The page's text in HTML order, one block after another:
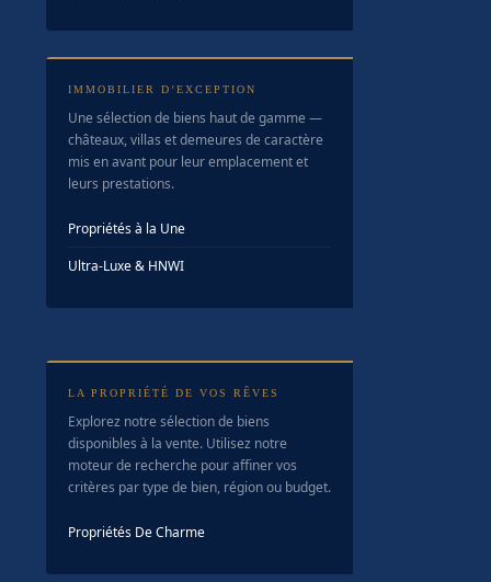
IMMOBILIER D’EXCEPTION
Une sélection de biens haut de gamme —
châteaux, villas et demeures de caractère
mis en avant pour leur emplacement et
leurs prestations.
Propriétés à la Une
Ultra-Luxe & HNWI
LA PROPRIÉTÉ DE VOS RÊVES
Explorez notre sélection de biens
disponibles à la vente. Utilisez notre
moteur de recherche pour affiner vos
critères par type de bien, région ou budget.
Propriétés De Charme